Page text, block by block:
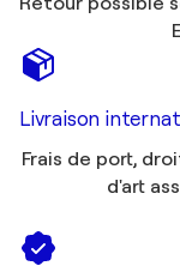
Livraison
Frais de port,
d'art